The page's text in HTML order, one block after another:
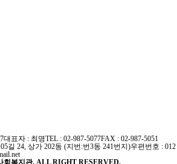
대표자 : 최명TEL : 02-987-5077FAX : 02-987-5051
길 24, 상가 202동 (지번:번3동 241번지)우편번호 : 012
복지관. ALL RIGHT RESERVED.